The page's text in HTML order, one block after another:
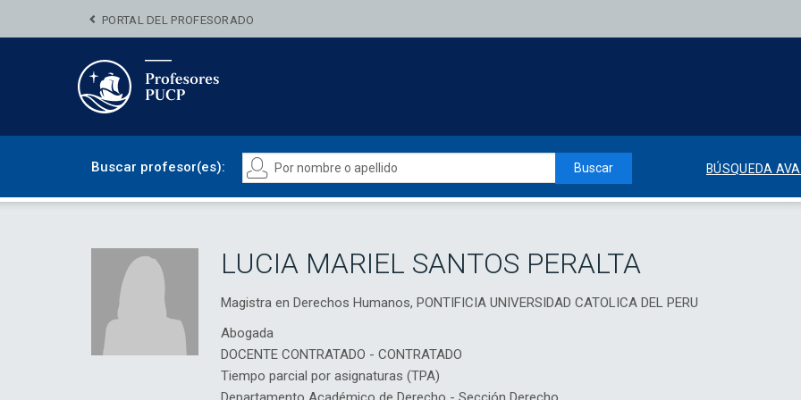
PORTAL DEL PROFESORADO
Buscar profesor(es): Buscar BÚSQUEDA
LUCIA MARIEL SANTOS PERALTA
Magistra en Derechos Humanos, PONTIFICIA UNIVERSIDAD CATOLICA DEL PERU
Abogada
DOCENTE CONTRATADO - CONTRATADO
Tiempo parcial por asignaturas (TPA)